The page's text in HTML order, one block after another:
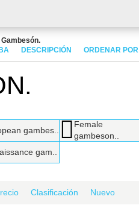
Gambesón.
DESCRIPCIÓN ORDENAR POR
gambes..
Female
gambeson..
gam..
Clasificación Nuevo